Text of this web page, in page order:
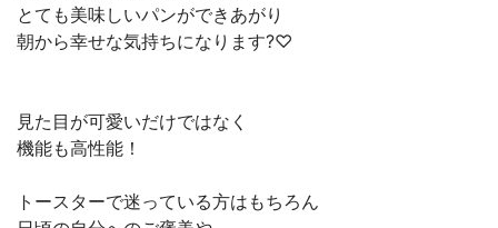
とても美味しいパンができあがり
朝から幸せな気持ちになります?♡
見た目が可愛いだけではなく
機能も高性能！
トースターで迷っている方はもちろん